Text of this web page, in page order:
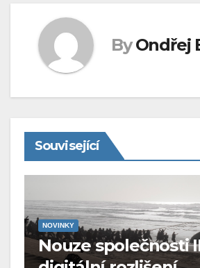
By Ondřej
Související
NOVINKY
Nouze společnosti